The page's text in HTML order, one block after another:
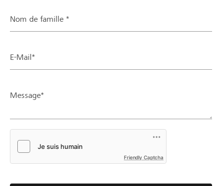
Nom de famille *
E-Mail*
Message*
Friendly Captcha